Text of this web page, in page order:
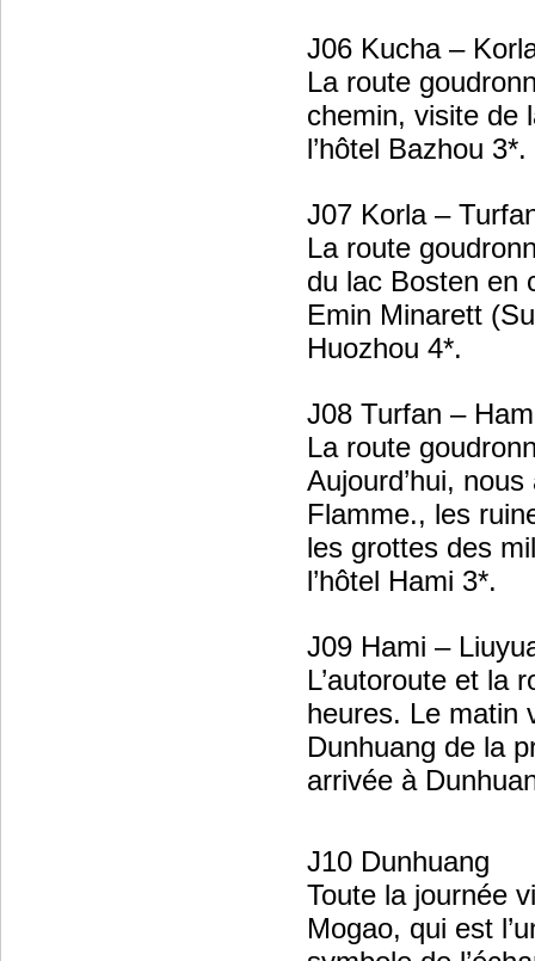
J06 Kucha –
La route
chemin, visite de
l’hôtel Bazhou 3*.
J07 Korla –
La route
du lac Bosten en
Emin Minarett
Huozhou 4*.
J08 Turfan –
La route
Aujourd’hui,
Flamme., les
les grottes des
l’hôtel Hami 3*.
J09 Hami –
L’autoroute et la
heures. Le matin
Dunhuang de la
arrivée à
J10 Dunhuang
Toute la journée
Mogao, qui est